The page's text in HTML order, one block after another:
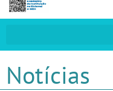
Notícias